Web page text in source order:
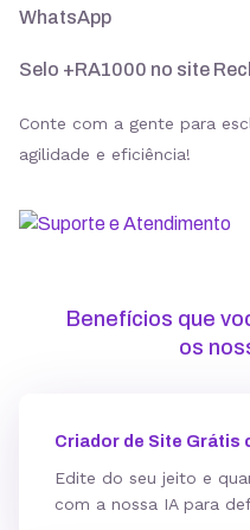
SSL ilimitado grátis
Mod_deflate
WhatsApp
Selo +RA1000 no site
Conte com a gente para
agilidade e eficiência!
Benefícios que
os
Criador de Site Grátis
Edite do seu jeito e
com a nossa IA para